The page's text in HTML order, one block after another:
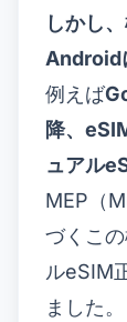
しかし
Android
例えば
降、
ュアル
MEP（
づくこ
ルeSIM
ました。